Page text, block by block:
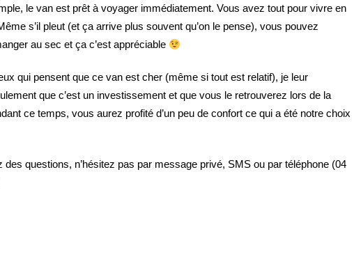
le van est prêt à voyager immédiatement. Vous avez tout pour vivre en
s’il pleut (et ça arrive plus souvent qu’on le pense), vous pouvez
au sec et ça c’est appréciable
qui pensent que ce van est cher (même si tout est relatif), je leur
que c’est un investissement et que vous le retrouverez lors de la
ce temps, vous aurez profité d’un peu de confort ce qui a été notre choix
des questions, n’hésitez pas par message privé, SMS ou par téléphone (04